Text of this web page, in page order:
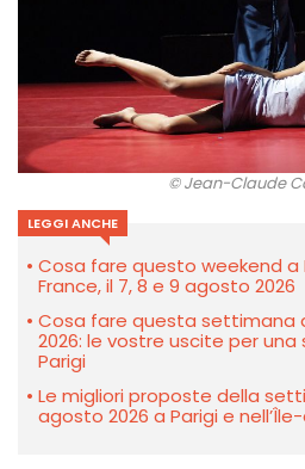
© Jean-Claude
LEGGI ANCHE
Cosa fare questo weekend a
France, il 7, 8 e 9 agosto 2026
Cosa fare questa settimana
2026: le vostre uscite per
Parigi
Le migliori proposte della
agosto 2026 a Parigi e